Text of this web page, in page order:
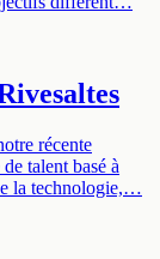
récente
talent basé à
la technologie,…